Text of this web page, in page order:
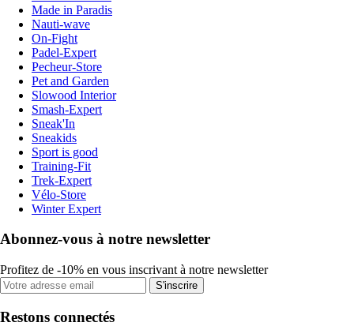
Made in Paradis
Nauti-wave
On-Fight
Padel-Expert
Pecheur-Store
Pet and Garden
Slowood Interior
Smash-Expert
Sneak'In
Sneakids
Sport is good
Training-Fit
Trek-Expert
Vélo-Store
Winter Expert
Abonnez-vous à notre newsletter
Profitez de -10% en vous inscrivant à notre newsletter
S'inscrire
Restons connectés